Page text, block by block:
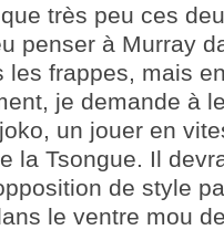
très peu ces
penser à Murray
les frappes, mais
je demande à
un jouer en
la Tsongue. Il
de style
le ventre mou